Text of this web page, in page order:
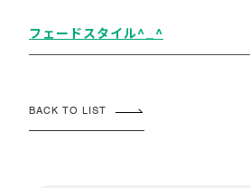
フェードスタイル^_^
BACK TO LIST